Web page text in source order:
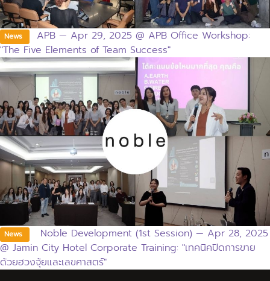
News
APB — Apr 29, 2025 @ APB Office Workshop:
"The Five Elements of Team Success"
News
Noble Development (1st Session) — Apr 28, 2025
@ Jamin City Hotel Corporate Training: "เทคนิคปิดการขาย
ด้วยฮวงจุ้ยและเลขศาสตร์"